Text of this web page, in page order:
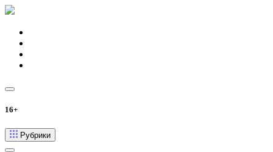
16+
Рубрики